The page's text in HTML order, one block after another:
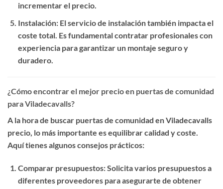
incrementar el precio.
Instalación: El servicio de instalación también impacta el
coste total. Es fundamental contratar profesionales con
experiencia para garantizar un montaje seguro y
duradero.
¿Cómo encontrar el mejor precio en puertas de comunidad
para Viladecavalls?
A la hora de buscar puertas de comunidad en Viladecavalls
precio, lo más importante es equilibrar calidad y coste.
Aquí tienes algunos consejos prácticos:
Comparar presupuestos: Solicita varios presupuestos a
diferentes proveedores para asegurarte de obtener